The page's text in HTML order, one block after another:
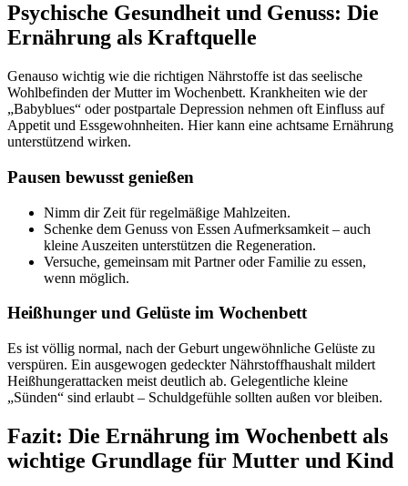
Psychische Gesundheit und Genuss: Die
Ernährung als Kraftquelle
Genauso wichtig wie die richtigen Nährstoffe ist das seelische
Wohlbefinden der Mutter im Wochenbett. Krankheiten wie der
„Babyblues“ oder postpartale Depression nehmen oft Einfluss auf
Appetit und Essgewohnheiten. Hier kann eine achtsame Ernährung
unterstützend wirken.
Pausen bewusst genießen
Nimm dir Zeit für regelmäßige Mahlzeiten.
Schenke dem Genuss von Essen Aufmerksamkeit – auch
kleine Auszeiten unterstützen die Regeneration.
Versuche, gemeinsam mit Partner oder Familie zu essen,
wenn möglich.
Heißhunger und Gelüste im Wochenbett
Es ist völlig normal, nach der Geburt ungewöhnliche Gelüste zu
verspüren. Ein ausgewogen gedeckter Nährstoffhaushalt mildert
Heißhungerattacken meist deutlich ab. Gelegentliche kleine
„Sünden“ sind erlaubt – Schuldgefühle sollten außen vor bleiben.
Fazit: Die Ernährung im Wochenbett als
wichtige Grundlage für Mutter und Kind